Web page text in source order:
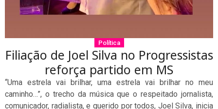
Política
Filiação de Joel Silva no Progressistas
reforça partido em MS
“Uma estrela vai brilhar, uma estrela vai brilhar no meu
caminho…”, o trecho da música que o respeitado jornalista,
comunicador, radialista, e querido por todos, Joel Silva, inicia